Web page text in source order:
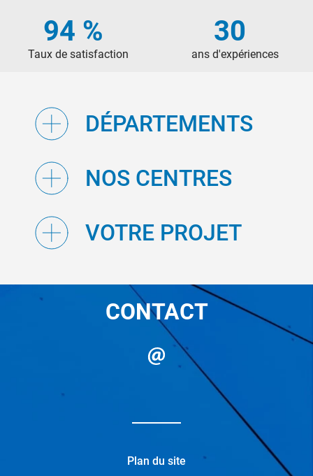
94 %
Taux de satisfaction
30
ans d'expériences
DÉPARTEMENTS
NOS CENTRES
VOTRE PROJET
CONTACT
Plan du site